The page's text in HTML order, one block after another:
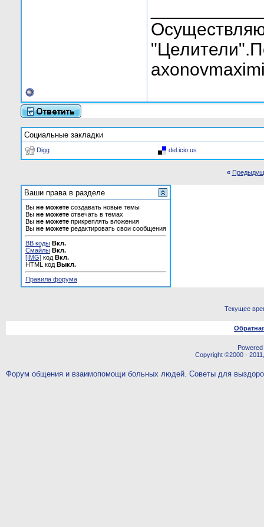
Социальные закладки
Digg del.icio.us
«
Ваши права в разделе
Вы не можете создавать новые темы
Вы не можете отвечать в темах
Вы не можете прикреплять вложения
Вы не можете редактировать свои сообщения
BB коды Вкл.
Смайлы Вкл.
[IMG] код Вкл.
HTML код Выкл.
Правила форума
Текущее
Copyright ©2000 -
Форум общения и взаимопомощи больных людей. Советы для